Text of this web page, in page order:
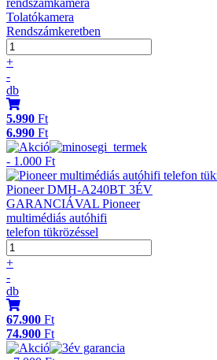
rendszámkamera
Tolatókamera
Rendszámkeretben
+
-
db
5.990 Ft
6.990 Ft
- 1.000 Ft
Pioneer DMH-A240BT 3ÉV
GARANCIÁVAL Pioneer
multimédiás autóhifi
telefon tükrözéssel
+
-
db
67.900 Ft
74.900 Ft